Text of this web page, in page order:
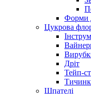
Форми
Цукрова
Дріт
Тейп-
Шпателі